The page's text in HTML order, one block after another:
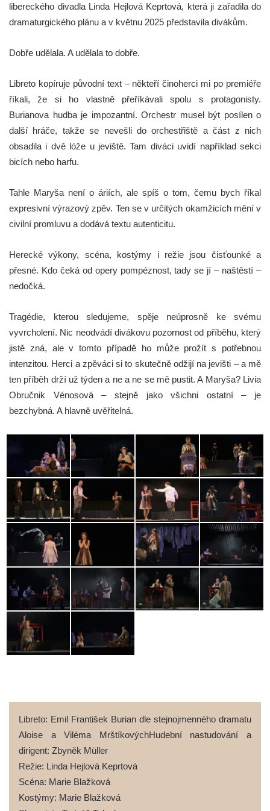
libereckého divadla Linda Hejlová Keprtová, která ji zařadila do
dramaturgického plánu a v květnu 2025 představila divákům.
Dobře udělala. A udělala to dobře.
Libreto kopíruje původní text – někteří činoherci mi po premiéře
říkali, že si ho vlastně přeříkávali spolu s protagonisty.
Burianova hudba je impozantní. Orchestr musel být posílen o
další hráče, takže se nevešli do orchestřiště a část z nich
obsadila i dvě lóže u jeviště. Tam diváci uvidí například sekci
bicích nebo harfu.
Tahle Maryša není o áriích, ale spíš o tom, čemu bych říkal
expresivní výrazový zpěv. Ten se v určitých okamžicích mění v
civilní promluvu a dodává textu autenticitu.
Herecké výkony, scéna, kostýmy i režie jsou čisťounké a
přesné. Kdo čeká od opery pompéznost, tady se jí – naštěstí –
nedočká.
Tragédie, kterou sledujeme, spěje neúprosně ke svému
vyvrcholení. Nic neodvádí divákovu pozornost od příběhu, který
jistě zná, ale v tomto případě ho může prožít s potřebnou
intenzitou. Herci a zpěváci si to skutečně odžijí na jevišti – a mě
ten příběh drží už týden a ne a ne se mě pustit. A Maryša? Livia
Obručnik Vénosová – stejně jako všichni ostatní – je
bezchybná. A hlavně uvěřitelná.
Libreto: Emil František Burian dle stejnojmenného dramatu
Aloise a Viléma MrštíkovýchHudební nastudování a
dirigent: Zbyněk Müller
Režie: Linda Hejlová Keprtová
Scéna: Marie Blažková
Kostýmy: Marie Blažková